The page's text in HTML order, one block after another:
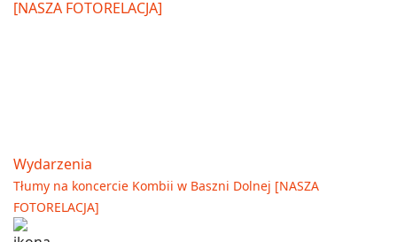
Wydarzenia
Tłumy na koncercie Kombii w Baszni Dolnej [NASZA
FOTORELACJA]